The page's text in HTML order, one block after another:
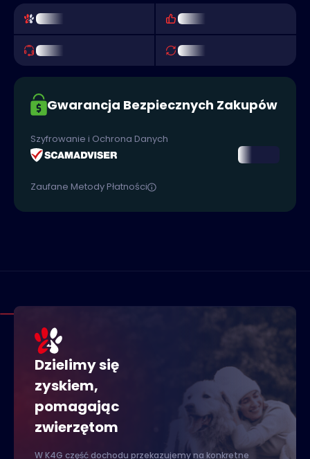
Gwarancja Bezpiecznych Zakupów
Szyfrowanie i Ochrona Danych
Zaufane Metody Płatności
Dzielimy się
zyskiem,
pomagając
zwierzętom
W K4G część dochodu przekazujemy na konkretne